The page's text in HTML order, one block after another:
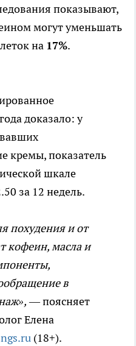
показывают,
могут уменьшать
на 17%.
доказало: у
кремы, показатель
шкале
за 12 недель.
похудения и от
кофеин, масла и
в
— поясняет
Елена
ngs.ru (18+).